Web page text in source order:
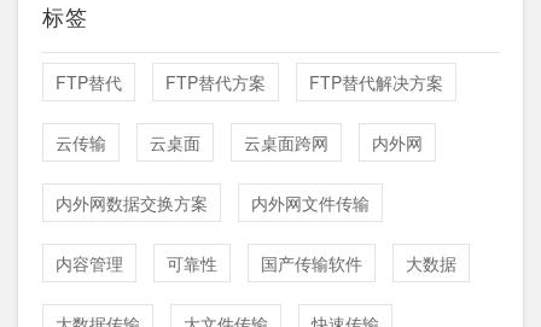
标签
FTP替代 FTP替代方案 FTP替代解决方案
云传输 云桌面 云桌面跨网 内外网
内外网数据交换方案 内外网文件传输
内容管理 可靠性 国产传输软件 大数据